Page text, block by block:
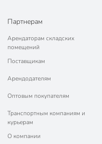
Партнерам
Арендаторам складских
помещений
Поставщикам
Арендодателям
Оптовым покупателям
Транспортным компаниям и
курьерам
О компании